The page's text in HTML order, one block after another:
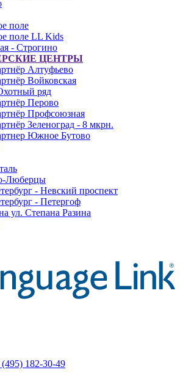
поле
поле LL Kids
- Строгино
ЦЕНТРЫ
Алтуфьево
Войковская
ряд
Перово
Профсоюзная
Зеленоград - 8 мкрн.
Южное Бутово
Люберцы
- Невский проспект
- Петергоф
ул. Степана Разина
(495) 182-30-49